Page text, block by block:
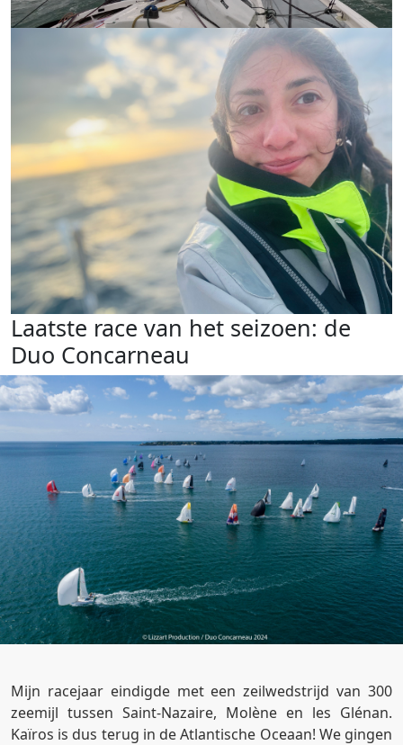
Laatste race van het seizoen: de
Duo Concarneau
Mijn racejaar eindigde met een zeilwedstrijd van 300
zeemijl tussen Saint-Nazaire, Molène en les Glénan.
Kaïros is dus terug in de Atlantische Oceaan! We gingen